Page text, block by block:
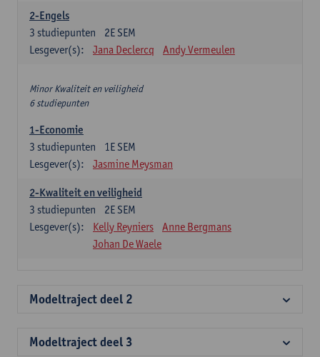
2-Engels
2E SEM
3 studiepunten
Lesgever(s):
Jana Declercq Andy Vermeulen
Minor Kwaliteit en veiligheid
6 studiepunten
1-Economie
1E SEM
3 studiepunten
Lesgever(s):
Jasmine Meysman
2-Kwaliteit en veiligheid
2E SEM
3 studiepunten
Lesgever(s):
Kelly Reyniers
Anne Bergmans
Johan De Waele
Modeltraject deel 2
Modeltraject deel 3